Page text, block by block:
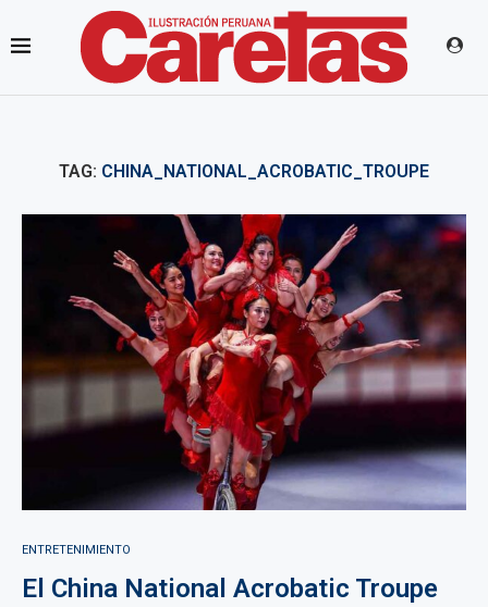
TAG: CHINA_NATIONAL_ACROBATIC_TROUPE
ENTRETENIMIENTO
El China National Acrobatic Troupe